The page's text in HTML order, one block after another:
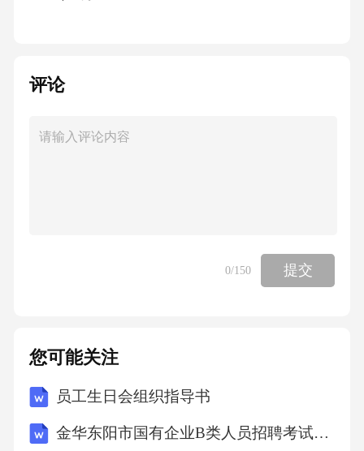
MNMNCM，直ANED．AC,AD求VACD18．（1
线为ll∥CDPCPDPABCDPABCD是否存在内切
定义如下牌型：QKAJQKA23；567；3张牌组
分。在每小题给出的四个选项中，只有一项是
符合题目要
评论
0/150 提交
您可能关注
员工生日会组织指导书
金华东阳市国有企业B类人员招聘考试真题2025